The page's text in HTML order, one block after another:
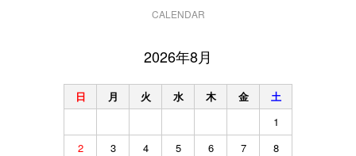
CALENDAR
2026年8月
日 月 火 水 木 金
土
1
2
3 4 5 6 7
8